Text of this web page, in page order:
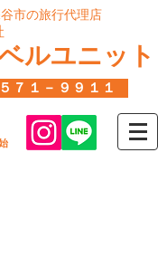
市の旅行代理店
ルユニット
７１－９９１１